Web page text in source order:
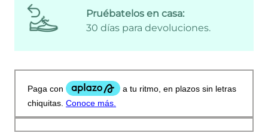
Pruébatelos en casa:
30 días para devoluciones.